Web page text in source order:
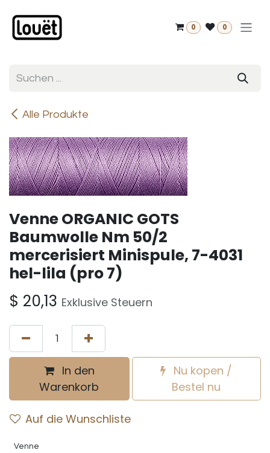
0 0
Alle Produkte
Venne ORGANIC GOTS
Baumwolle Nm 50/2
mercerisiert Minispule, 7-4031
hel-lila (pro 7)
$ 20,13 Exklusive Steuern
In den
Warenkorb
Nu kopen /
Bestel nu
Auf die Wunschliste
Venne